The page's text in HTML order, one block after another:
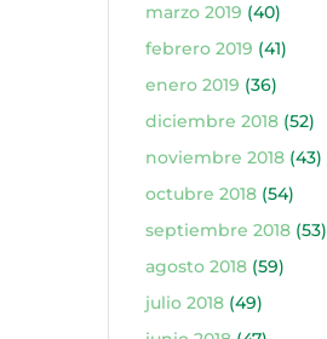
marzo 2019 (40)
febrero 2019 (41)
enero 2019 (36)
diciembre 2018(52)
noviembre 2018(43)
octubre 2018(54)
septiembre 2018(53)
agosto 2018(59)
julio 2018(49)